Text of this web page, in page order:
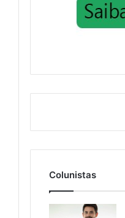
Colunistas